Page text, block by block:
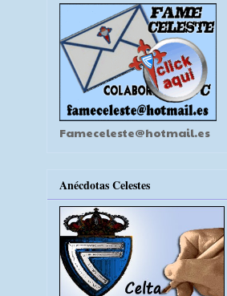
Fameceleste@hotmail.es
Anécdotas Celestes